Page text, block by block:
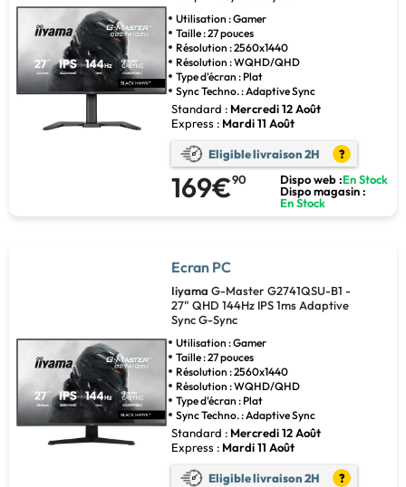
Utilisation : Gamer
Taille : 27 pouces
Résolution : 2560x1440
Résolution : WQHD/QHD
Type d'écran : Plat
Sync Techno. : Adaptive Sync
Standard : Mercredi 12 Août
Express : Mardi 11 Août
Eligible livraison 2H ?
169€90 Dispo web :En Stock
Dispo magasin :
En Stock
Ecran PC
Iiyama G-Master G2741QSU-B1 -
27" QHD 144Hz IPS 1ms Adaptive
Sync G-Sync
Utilisation : Gamer
Taille : 27 pouces
Résolution : 2560x1440
Résolution : WQHD/QHD
Type d'écran : Plat
Sync Techno. : Adaptive Sync
Standard : Mercredi 12 Août
Express : Mardi 11 Août
Eligible livraison 2H ?